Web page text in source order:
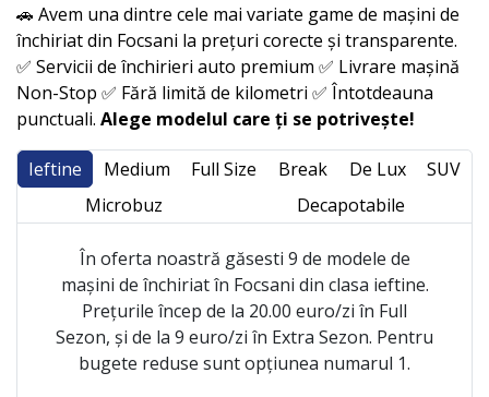
🚗 Avem una dintre cele mai variate game de mașini de
închiriat din Focsani la prețuri corecte și transparente.
✅ Servicii de închirieri auto premium ✅ Livrare mașină
Non-Stop ✅ Fără limită de kilometri ✅ Întotdeauna
punctuali. Alege modelul care ți se potrivește!
Ieftine Medium Full Size Break De Lux
SUV
Microbuz
Decapotabile
În oferta noastră găsesti 9 de modele de
mașini de închiriat în Focsani din clasa ieftine.
Prețurile încep de la 20.00 euro/zi în Full
Sezon, și de la 9 euro/zi în Extra Sezon. Pentru
bugete reduse sunt opțiunea numarul 1.